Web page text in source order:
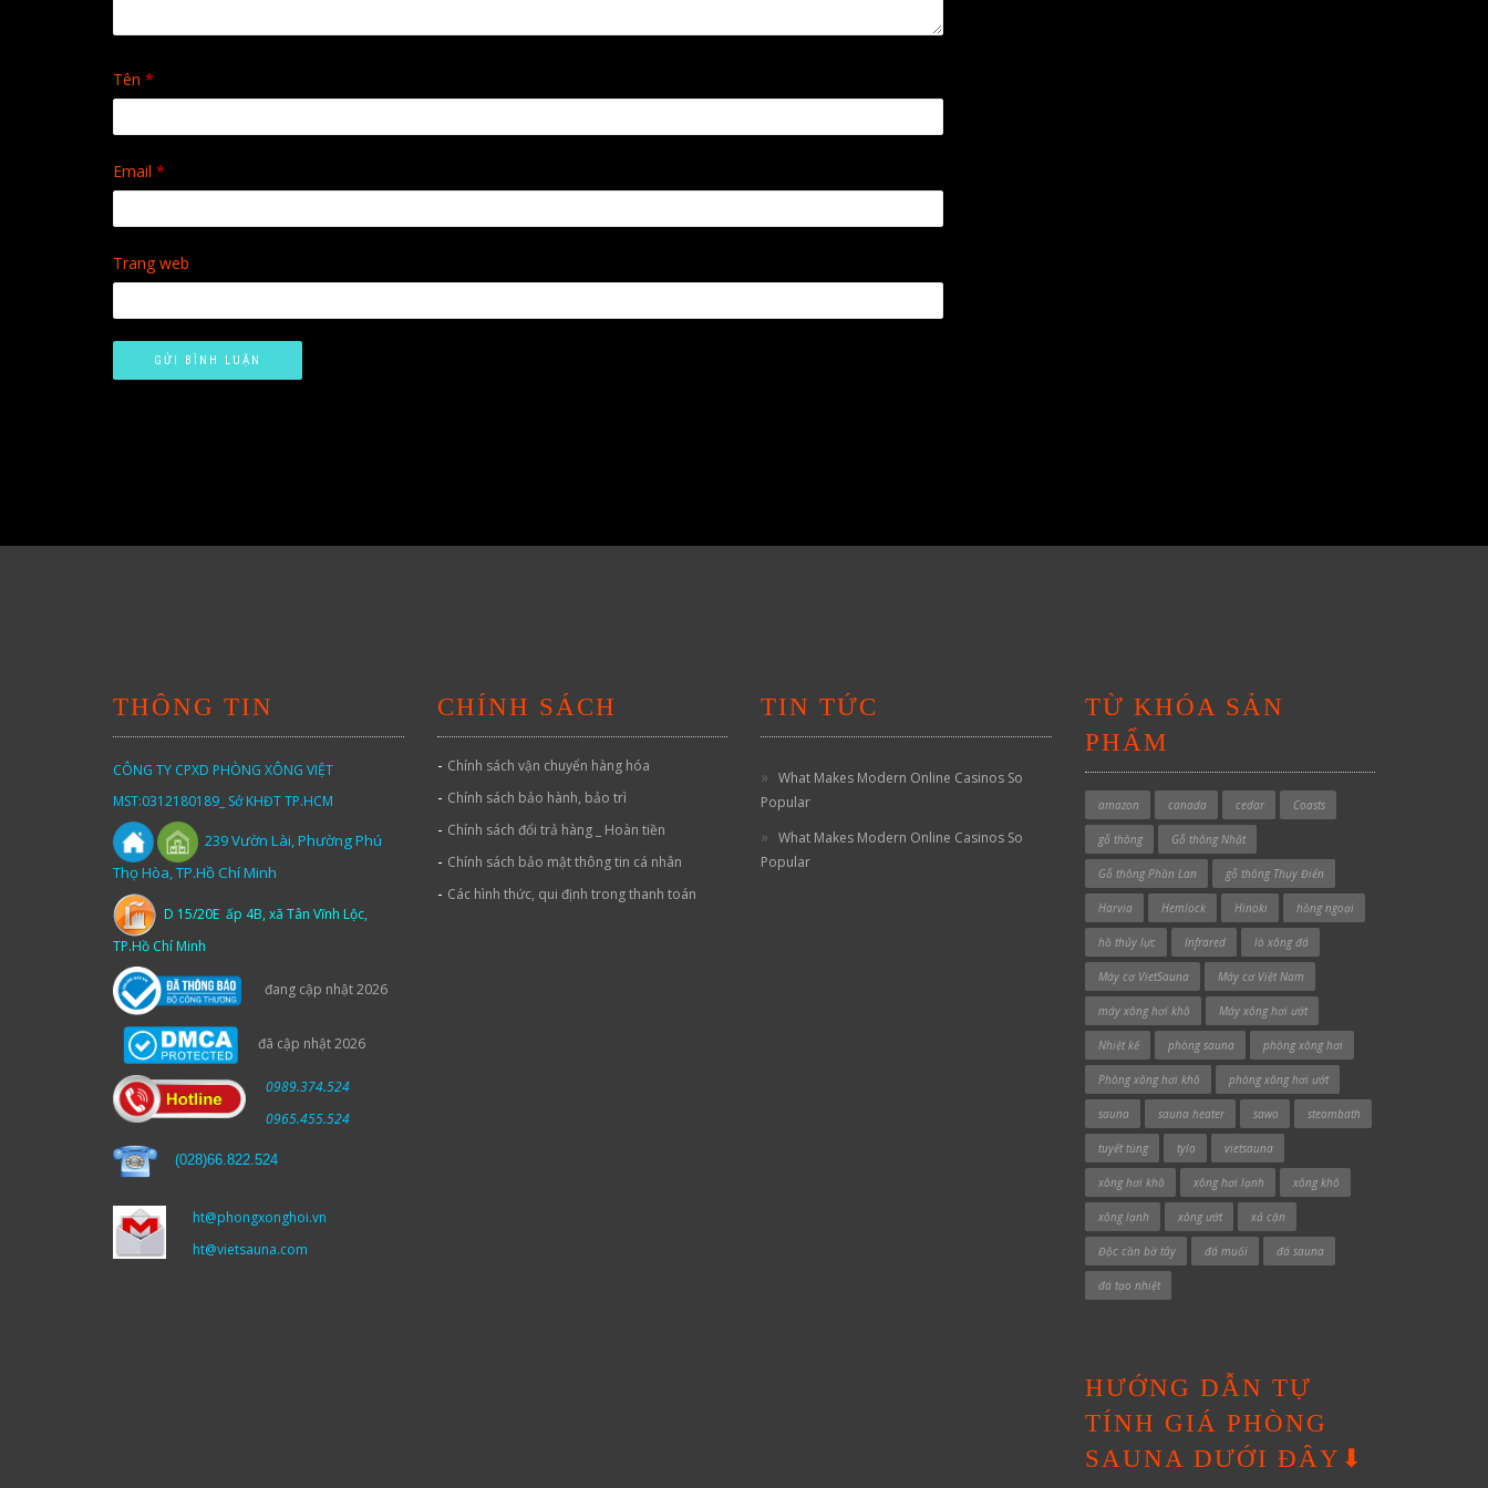
Tên *
Email *
Trang web
THÔNG TIN
CÔNG TY CPXD PHÒNG XÔNG VIỆT
MST:0312180189_ Sở KHĐT TP.HCM
239Vườn Lài,Phường Phú
Thọ Hòa, TP.Hồ Chí Minh
D 15/20E ấp 4B, xã Tân Vĩnh Lộc,
TP.Hồ Chí Minh
đang cập nhật 2026
đã cập nhật 2026
0989.374.524
0965.455.524
(028)66.822.524
ht@phongxonghoi.vn
ht@vietsauna.com
CHÍNH SÁCH
- Chính sách vận chuyển hàng hóa
- Chính sách bảo hành, bảo trì
- Chính sách đổi trả hàng _ Hoàn tiền
- Chính sách bảo mật thông tin cá nhân
- Các hình thức, qui định trong thanh toán
TIN TỨC
What Makes Modern Online Casinos So
Popular
What Makes Modern Online Casinos So
Popular
TỪ KHÓA SẢN
PHẨM
amazon canada cedar Coasts
gỗ thông Gỗ thông Nhật
Gỗ thông Phần Lan gỗ thông Thụy Điển
Harvia Hemlock Hinoki hồng ngoại
hồ thủy lực Infrared lò xông đá
Máy cơ VietSauna Máy cơ Việt Nam
máy xông hơi khô Máy xông hơi ướt
Nhiệt kế phòng sauna phòng xông hơi
Phòng xông hơi khô phòng xông hơi ướt
sauna sauna heater sawo steambath
tuyết tùng tylo vietsauna
xông hơi khô xông hơi lạnh xông khô
xông lạnh xông ướt xả cặn
Độc cần bờ tây đá muối đá sauna
đá tạo nhiệt
HƯỚNG DẪN TỰ
TÍNH GIÁ PHÒNG
SAUNA DƯỚI ĐÂY⬇